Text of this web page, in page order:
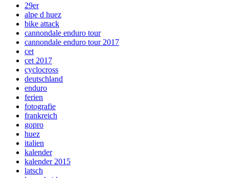
29er
alpe d huez
bike attack
cannondale enduro tour
cannondale enduro tour 2017
cet
cet 2017
cyclocross
deutschland
enduro
ferien
fotografie
frankreich
gopro
huez
italien
kalender
kalender 2015
latsch